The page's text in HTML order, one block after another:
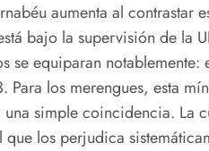
aumenta al contrastar
bajo la supervisión de la
se equiparan
Para los merengues, esta
simple coincidencia. La
los perjudica